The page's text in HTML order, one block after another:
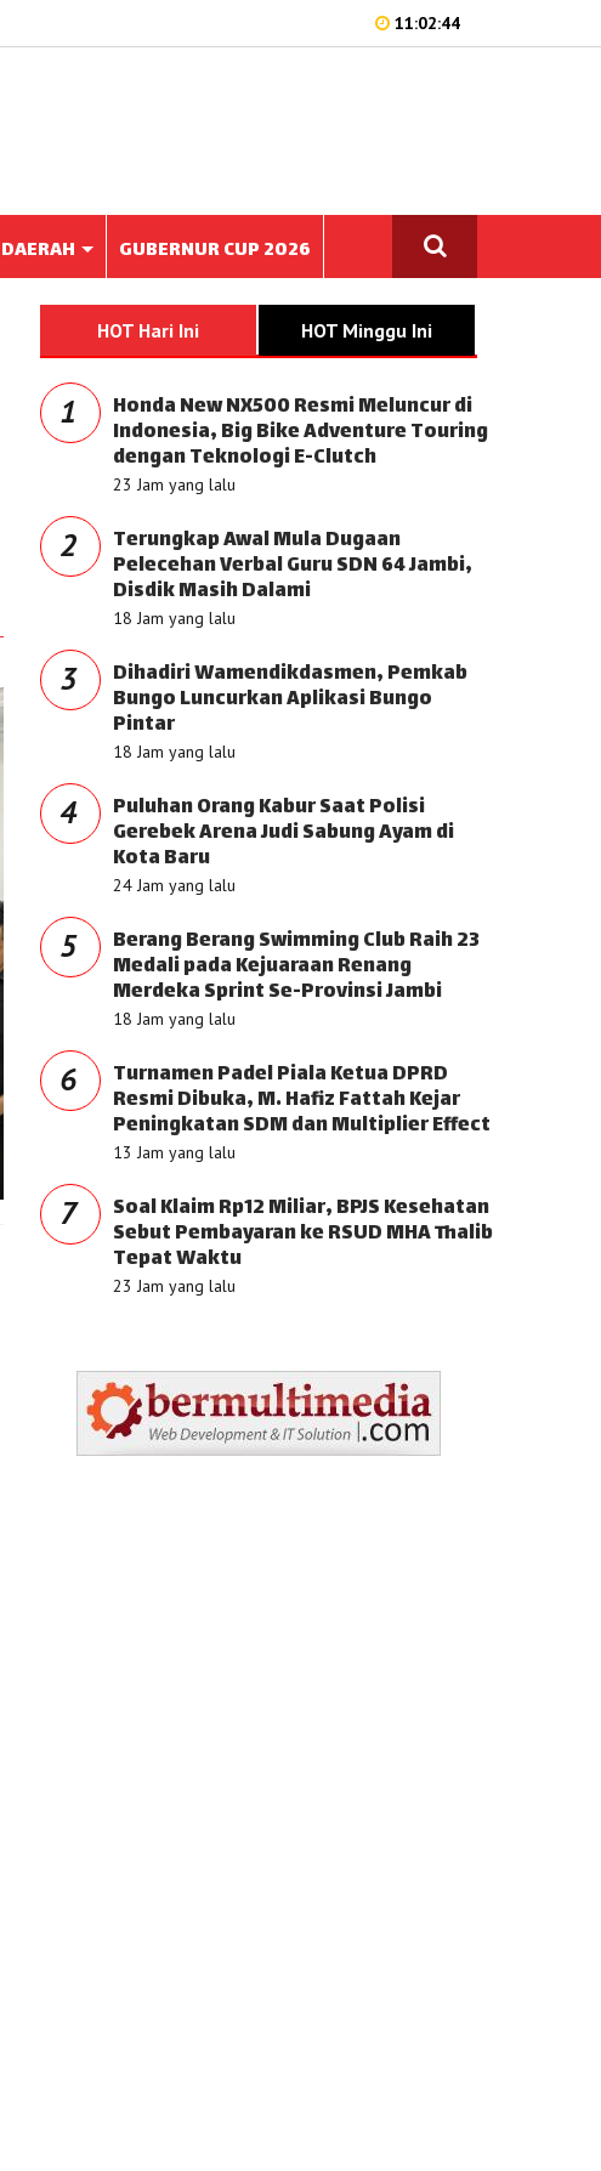
11:02:44
DAERAH GUBERNUR CUP 2026
HOT Hari Ini HOT Minggu Ini
1 Honda New NX500 Resmi Meluncur di
Indonesia, Big Bike Adventure Touring
dengan Teknologi E-Clutch
23 Jam yang lalu
2 Terungkap Awal Mula Dugaan
Pelecehan Verbal Guru SDN 64 Jambi,
Disdik Masih Dalami
18 Jam yang lalu
3 Dihadiri Wamendikdasmen, Pemkab
Bungo Luncurkan Aplikasi Bungo
Pintar
18 Jam yang lalu
4 Puluhan Orang Kabur Saat Polisi
Gerebek Arena Judi Sabung Ayam di
Kota Baru
24 Jam yang lalu
5 Berang Berang Swimming Club Raih 23
Medali pada Kejuaraan Renang
Merdeka Sprint Se-Provinsi Jambi
18 Jam yang lalu
6 Turnamen Padel Piala Ketua DPRD
Resmi Dibuka, M. Hafiz Fattah Kejar
Peningkatan SDM dan Multiplier Effect
13 Jam yang lalu
7 Soal Klaim Rp12 Miliar, BPJS Kesehatan
Sebut Pembayaran ke RSUD MHA Thalib
Tepat Waktu
23 Jam yang lalu